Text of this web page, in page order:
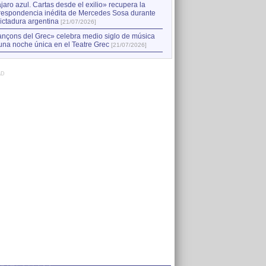
azul. Cartas desde el exilio» recupera la
inédita de Mercedes Sosa durante
argentina [21/07/2026]
del Grec» celebra medio siglo de música
noche única en el Teatre Grec [21/07/2026]